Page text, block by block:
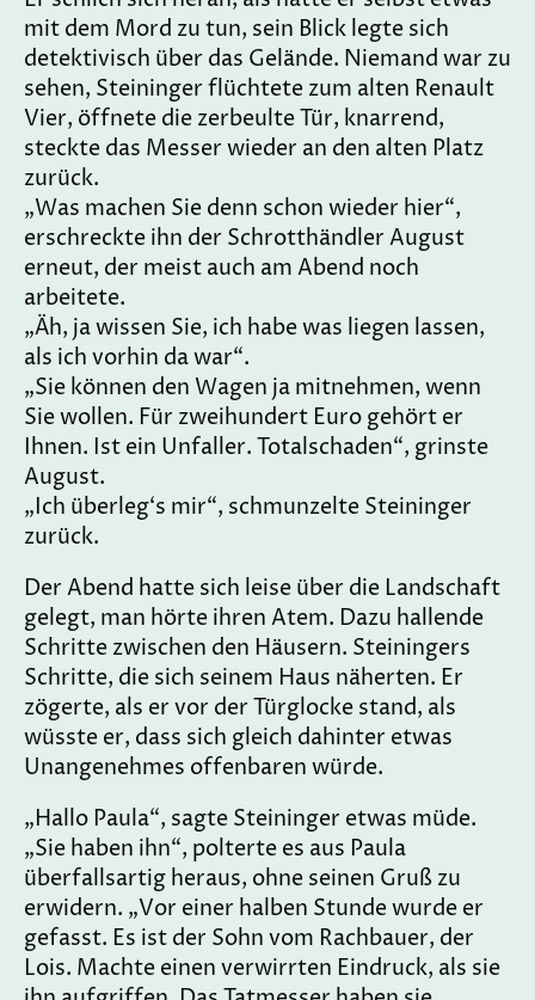
mit dem Mord zu tun, sein Blick legte sich
detektivisch über das Gelände. Niemand war zu
sehen, Steininger flüchtete zum alten Renault
Vier, öffnete die zerbeulte Tür, knarrend,
steckte das Messer wieder an den alten Platz
zurück.
„Was machen Sie denn schon wieder hier“,
erschreckte ihn der Schrotthändler August
erneut, der meist auch am Abend noch
arbeitete.
„Äh, ja wissen Sie, ich habe was liegen lassen,
als ich vorhin da war“.
„Sie können den Wagen ja mitnehmen, wenn
Sie wollen. Für zweihundert Euro gehört er
Ihnen. Ist ein Unfaller. Totalschaden“, grinste
August.
„Ich überleg‘s mir“, schmunzelte Steininger
zurück.
Der Abend hatte sich leise über die Landschaft
gelegt, man hörte ihren Atem. Dazu hallende
Schritte zwischen den Häusern. Steiningers
Schritte, die sich seinem Haus näherten. Er
zögerte, als er vor der Türglocke stand, als
wüsste er, dass sich gleich dahinter etwas
Unangenehmes offenbaren würde.
„Hallo Paula“, sagte Steininger etwas müde.
„Sie haben ihn“, polterte es aus Paula
überfallsartig heraus, ohne seinen Gruß zu
erwidern. „Vor einer halben Stunde wurde er
gefasst. Es ist der Sohn vom Rachbauer, der
Lois. Machte einen verwirrten Eindruck, als sie